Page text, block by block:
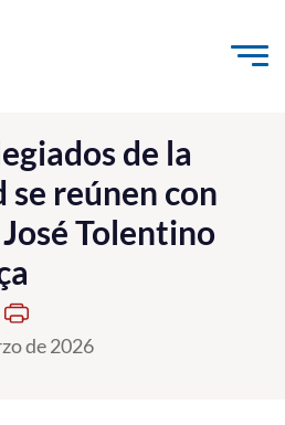
al contenido
e Innovación
de la
reúnen con
Tolentino
de 2026